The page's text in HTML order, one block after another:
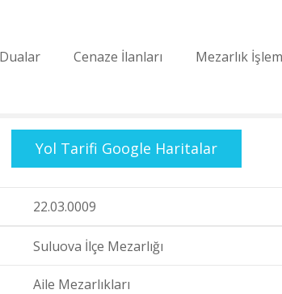
Dualar Cenaze İlanları Mezarlık
Yol Tarifi Google Haritalar
22.03.0009
Suluova İlçe Mezarlığı
Aile Mezarlıkları